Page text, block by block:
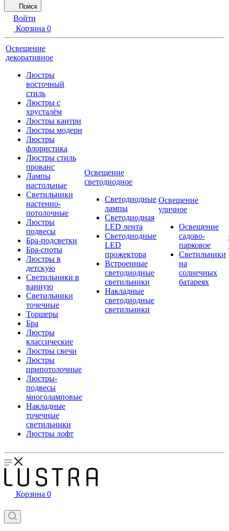
Поиск
Войти
Корзина 0
Освещение
декоративное
Люстры
восточный
стиль
Люстры с
хрусталём
Люстры кантри
Люстры модерн
Люстры
флористика
Люстры стиль
прованс
Лампы
настольные
Светильники
настенно-
потолочные
Люстры
подвесы
Бра-подсветки
Бра-споты
Люстры в
детскую
Светильники в
ванную
Светильники
точечные
Торшеры
Бра
Люстры
классические
Люстры свечи
Люстры
припотолочные
Люстры-
подвесы
многоламповые
Накладные
точечные
светильники
Люстры лофт
Освещение
светодиодное
Светодиодные
лампы
Светодиодная
LED лента
Светодиодные
LED
прожектора
Встроенные
светодиодные
светильники
Накладные
светодиодные
светильники
Освещение
уличное
Освещение
садово-
парковое
Светильники
на
солнечных
батареях
Корзина 0